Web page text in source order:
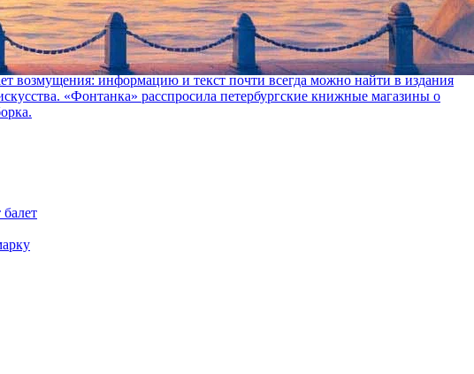
возмущения: информацию и текст почти всегда можно найти в издания
«Фонтанка» расспросила петербургские книжные магазины о